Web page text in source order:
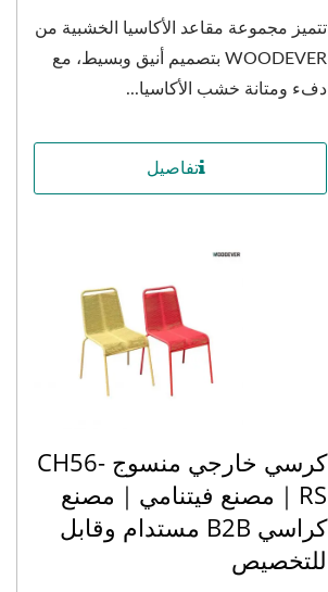
تتميز مجموعة مقاعد الأكاسيا الخشبية من
WOODEVER بتصميم أنيق وبسيط، مع
دفء ومتانة خشب الأكاسيا...
تفاصيل
كرسي خارجي منسوج CH56-
RS｜مصنع فيتنامي｜مصنع
كراسي B2B مستدام وقابل
للتخصيص